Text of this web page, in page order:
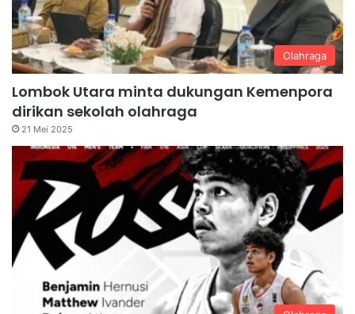
Olahraga
Lombok Utara minta dukungan Kemenpora
dirikan sekolah olahraga
21 Mei 2025